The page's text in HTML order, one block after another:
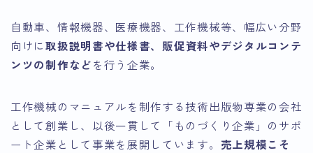
自動車、情報機器、医療機器、工作機械等、幅広い分野
向けに取扱説明書や仕様書、販促資料やデジタルコンテ
ンツの制作などを行う企業。
工作機械のマニュアルを制作する技術出版物専業の会社
として創業し、以後一貫して「ものづくり企業」のサポ
ート企業として事業を展開しています。 売上規模こそ